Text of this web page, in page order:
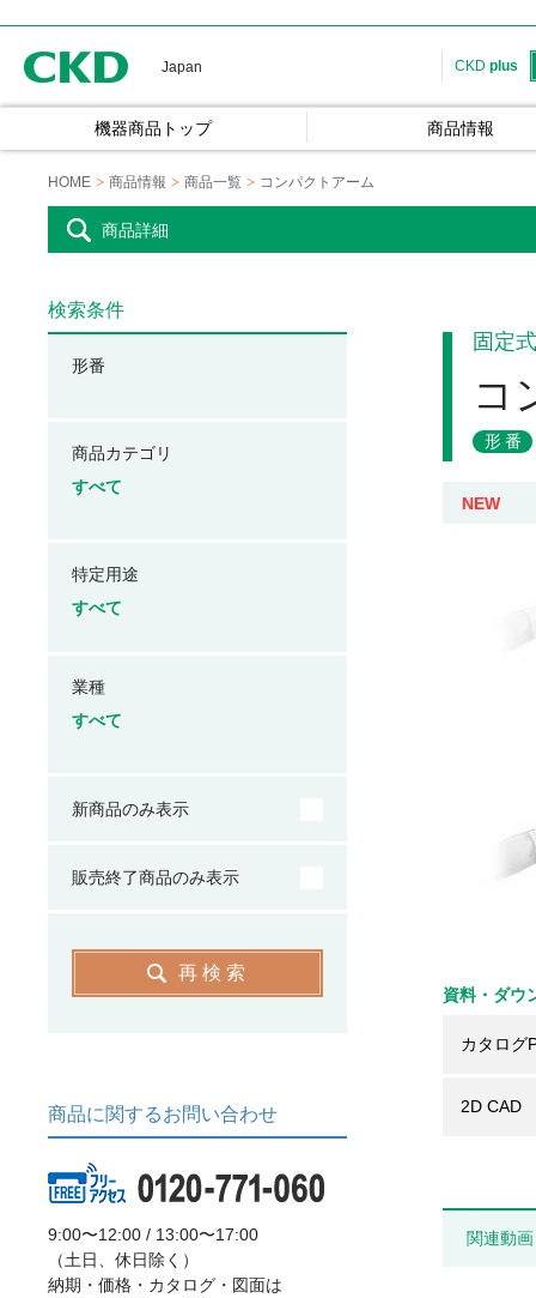
Japan CKD plus
機器商品トップ 商品情報
HOME 商品情報 商品一覧 コンパクトアーム
商品詳細
固定式
コ
形番
NEW
資料・ダウ
カタログ
2D CAD
関連動画
検索条件
形番
商品カテゴリ
すべて
特定用途
すべて
業種
すべて
新商品のみ表示
販売終了商品のみ表示
再検索
商品に関するお問い合わせ
9:00〜12:00 / 13:00〜17:00
（土日、休日除く）
納期・価格・カタログ・図面は